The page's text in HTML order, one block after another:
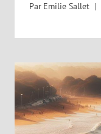
Par Emilie Sallet